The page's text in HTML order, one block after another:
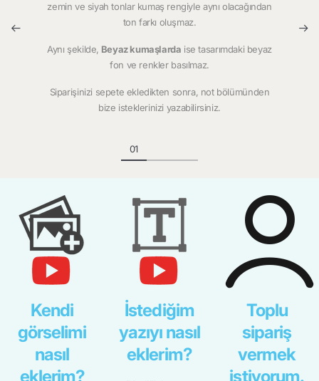
zemin ve siyah tonlar kumaş rengiyle aynı olacağından
ton farkı oluşmaz.
Aynı şekilde, Beyaz kumaşlarda ise tasarımdaki beyaz
fon ve renkler basılmaz.
Siparişinizi sepete ekledikten sonra, not bölümünden
bize isteklerinizi yazabilirsiniz.
Kendi
görselimi
nasıl
eklerim?
İstediğim
yazıyı nasıl
eklerim?
Toplu
sipariş
vermek
istiyorum.